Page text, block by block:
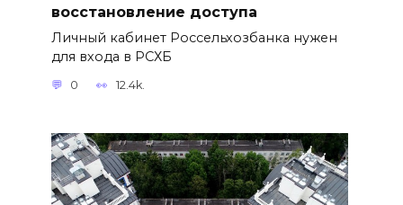
восстановление доступа
Личный кабинет Россельхозбанка нужен
для входа в РСХБ
0 12.4k.